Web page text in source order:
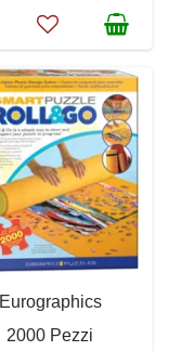
Eurographics
2000 Pezzi